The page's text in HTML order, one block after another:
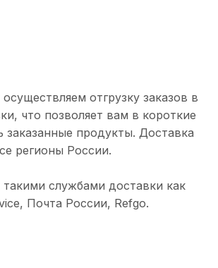
отгрузку заказов в
что позволяет вам в короткие
заказанные продукты. Доставка
регионы России.
службами доставки как
Почта России, Refgo.